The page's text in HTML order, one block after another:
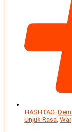
HASHTAG:
Unjuk Rasa,